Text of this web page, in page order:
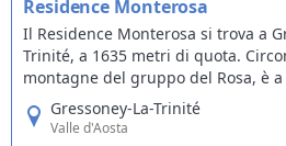
Residence Monterosa
Il Residence Monterosa si trova a
Trinité, a 1635 metri di quota.
montagne del gruppo del Rosa, è
passi dal centro storico del paese.
la base ideale per accedere ai 180
Gressoney-La-Trinité
Valle d'Aosta